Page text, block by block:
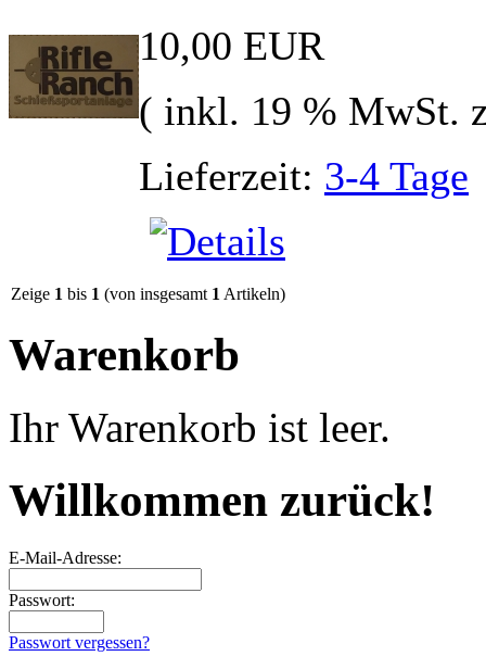
10,00 EUR
( inkl. 19 % MwSt.
Lieferzeit: 3-4 Tage
Zeige 1 bis 1 (von insgesamt 1 Artikeln)
Warenkorb
Ihr Warenkorb ist leer.
Willkommen zurück!
E-Mail-Adresse:
Passwort:
Passwort vergessen?